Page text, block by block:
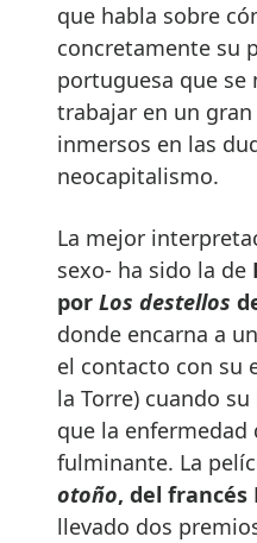
que habla sobre
concretamente su
portuguesa que se
trabajar en un
inmersos en las
neocapitalismo.
La mejor
sexo- ha sido la de
por Los destellos
donde encarna a
el contacto con su
la Torre) cuando
que la enfermedad
fulminante. La
otoño, del francés
llevado dos